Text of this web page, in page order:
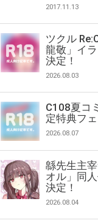
2017.11.13
ツクル
龍敬」イ
決定！
2026.08.03
C108夏コ
定特典フ
2026.08.07
緜先生主
オル」同
決定！
2026.08.04